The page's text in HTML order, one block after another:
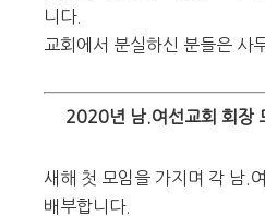
니다.
교회에서 분실하신 분들은 사
2020년 남.여선교회 회장
새해 첫 모임을 가지며 각 남.
배부합니다.